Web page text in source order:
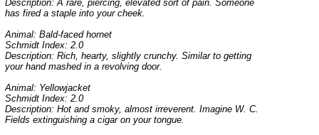
Description: A rare, piercing, elevated sort of pain. Someone
has fired a staple into your cheek.
Animal: Bald-faced hornet
Schmidt Index: 2.0
Description: Rich, hearty, slightly crunchy. Similar to getting
your hand mashed in a revolving door.
Animal: Yellowjacket
Schmidt Index: 2.0
Description: Hot and smoky, almost irreverent. Imagine W. C.
Fields extinguishing a cigar on your tongue.